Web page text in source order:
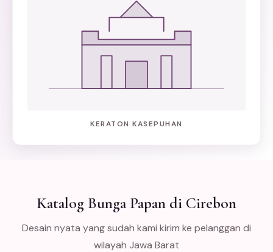
KERATON KASEPUHAN
Katalog Bunga Papan di Cirebon
Desain nyata yang sudah kami kirim ke pelanggan di
wilayah Jawa Barat